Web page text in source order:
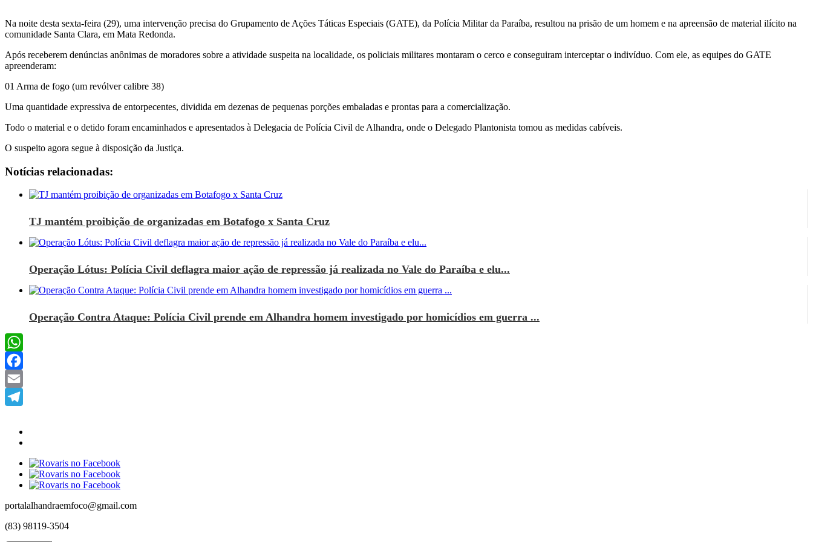
Na noite desta sexta-feira (29), uma intervenção precisa do Grupamento de Ações Táticas Especiais (GATE), da Polícia Militar da Paraíba, resultou na prisão de um homem e na apreensão de material ilícito na
comunidade Santa Clara, em Mata Redonda.
​Após receberem denúncias anônimas de moradores sobre a atividade suspeita na localidade, os policiais militares montaram o cerco e conseguiram interceptar o indivíduo. Com ele, as equipes do GATE
apreenderam:
01 Arma de fogo (um revólver calibre 38)
​Uma quantidade expressiva de entorpecentes, dividida em dezenas de pequenas porções embaladas e prontas para a comercialização.
Todo o material e o detido foram encaminhados e apresentados à Delegacia de Polícia Civil de Alhandra, onde o Delegado Plantonista tomou as medidas cabíveis.
​O suspeito agora segue à disposição da Justiça.
Notícias relacionadas:
TJ mantém proibição de organizadas em Botafogo x Santa Cruz
Operação Lótus: Polícia Civil deflagra maior ação de repressão já realizada no Vale do Paraíba e elu...
Operação Contra Ataque: Polícia Civil prende em Alhandra homem investigado por homicídios em guerra ...
WhatsApp
Facebook
Email
portalalhandraemfoco@gmail.com
(83) 98119-3504